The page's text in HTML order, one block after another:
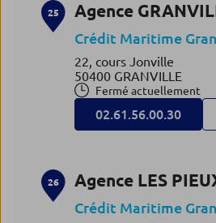
25 Agence
Crédit Maritime
22, cours Jonville
50400 GRANVILLE
Fermé actuellement
02.61.56.00.30
26 Agence LES
Crédit Maritime